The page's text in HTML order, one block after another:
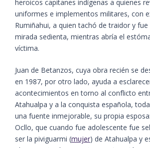
heroicos capitanes indígenas a quienes
uniformes e implementos militares, con
Rumiñahui, a quien tachó de traidor y
mirada sedienta, mientras abría el
víctima.
Juan de Betanzos, cuya obra recién se
en 1987, por otro lado, ayuda a
acontecimientos en torno al conflicto
Atahualpa y a la conquista española,
una fuente inmejorable, su propia
Ocllo, que cuando fue adolescente fue
ser la piviguarmi (mujer) de Atahualpa y